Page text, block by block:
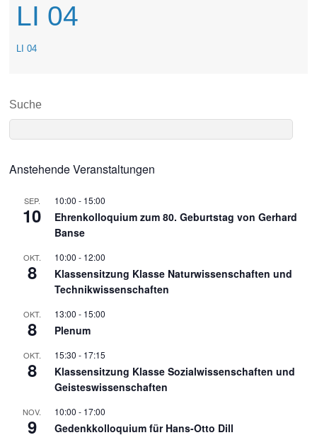
LI 04
LI 04
Suche
Anstehende Veranstaltungen
SEP.
10
10:00 - 15:00
Ehrenkolloquium zum 80. Geburtstag von Gerhard
Banse
OKT.
8
10:00 - 12:00
Klassensitzung Klasse Naturwissenschaften und
Technikwissenschaften
OKT.
8
13:00 - 15:00
Plenum
OKT.
8
15:30 - 17:15
Klassensitzung Klasse Sozialwissenschaften und
Geisteswissenschaften
NOV.
9
10:00 - 17:00
Gedenkkolloquium für Hans-Otto Dill